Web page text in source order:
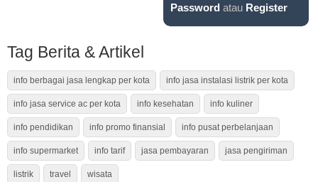
Password atau Register
Tag Berita & Artikel
info berbagai jasa lengkap per kota info jasa instalasi listrik per kota
info jasa service ac per kota info kesehatan info kuliner
info pendidikan info promo finansial info pusat perbelanjaan
info supermarket info tarif jasa pembayaran jasa pengiriman
listrik travel wisata